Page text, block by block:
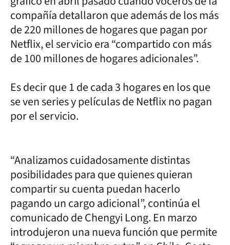
compañía detallaron que además de los más
de 220 millones de hogares que pagan por
Netflix, el servicio era “compartido con más
de 100 millones de hogares adicionales”.
Es decir que 1 de cada 3 hogares en los que
se ven series y películas de Netflix no pagan
por el servicio.
“Analizamos cuidadosamente distintas
posibilidades para que quienes quieran
compartir su cuenta puedan hacerlo
pagando un cargo adicional”, continúa el
comunicado de Chengyi Long. En marzo
introdujeron una nueva función que permite